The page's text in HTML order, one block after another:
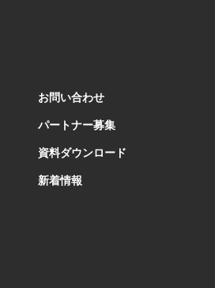
お問い合わせ
パートナー募集
資料ダウンロード
新着情報